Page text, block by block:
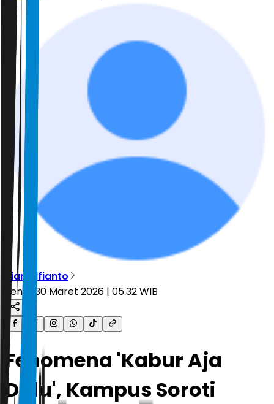
Rian Alfianto
Senin, 30 Maret 2026 | 05.32 WIB
Fenomena 'Kabur Aja
Dulu', Kampus Soroti